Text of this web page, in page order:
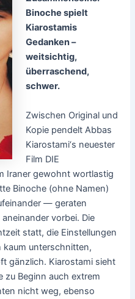
Binoche spielt
Kiarostamis
Gedanken –
weitsichtig,
überraschend,
schwer.
Zwischen Original und
Kopie pendelt Abbas
Kiarostami‘s neuester
Film DIE
Iraner gewohnt wortlastig
Binoche (ohne Namen)
— geraten
vorbei. Die
statt, die Einstellungen
kaum unterschnitten,
gänzlich. Kiarostami sieht
zu Beginn auch extrem
nicht weg, ebenso